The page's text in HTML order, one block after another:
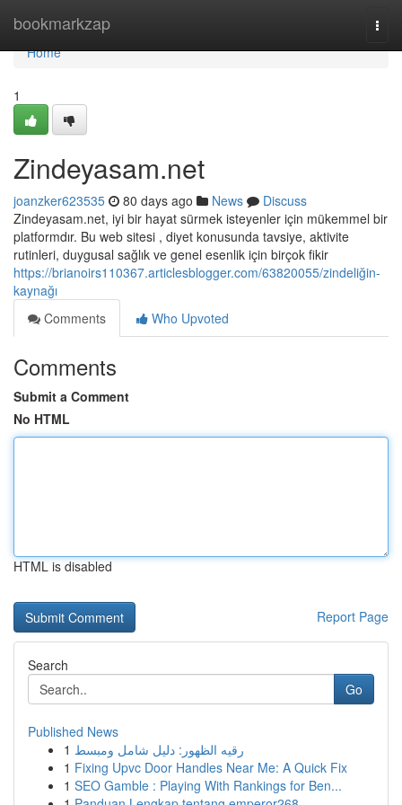
bookmarkzap
Home
Home
1
Zindeyasam.net
joanzker623535 80 days ago News
Discuss
Zindeyasam.net, iyi bir hayat sürmek isteyenler için mükemmel bir
platformdır. Bu web sitesi , diyet konusunda tavsiye, aktivite
rutinleri, duygusal sağlık ve genel esenlik için birçok fikir
https://brianoirs110367.articlesblogger.com/63820055/zindeliğin-
kaynağı
Comments
Who Upvoted
Comments
Submit a Comment
No HTML
HTML is disabled
Report Page
Search
Go
Published News
1 رقيه الظهور: دليل شامل ومبسط
1 Fixing Upvc Door Handles Near Me: A Quick Fix
1 SEO Gamble : Playing With Rankings for Ben...